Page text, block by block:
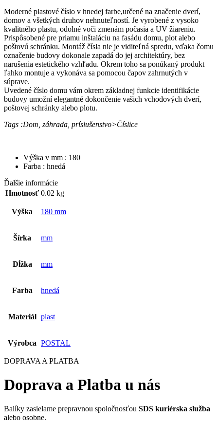
Moderné plastové číslo v hnedej farbe,určené na značenie dverí,
domov a všetkých druhov nehnuteľností. Je vyrobené z vysoko
kvalitného plastu, odolné voči zmenám počasia a UV žiareniu.
Prispôsobené pre priamu inštaláciu na fasádu domu, plot alebo
poštovú schránku. Montáž čísla nie je viditeľná spredu, vďaka čomu
označenie budovy dokonale zapadá do jej architektúry, bez
narušenia estetického vzhľadu. Okrem toho sa ponúkaný produkt
ľahko montuje a vykonáva sa pomocou čapov zahrnutých v
súprave.
Uvedené číslo domu vám okrem základnej funkcie identifikácie
budovy umožní elegantné dokončenie vašich vchodových dverí,
poštovej schránky alebo plotu.
Tags :Dom, záhrada, príslušenstvo>Číslice
Výška v mm : 180
Farba : hnedá
Ďalšie informácie
Hmotnosť 0.02 kg
Výška 180 mm
Šírka mm
Dĺžka mm
Farba hnedá
Materiál plast
Výrobca POSTAL
DOPRAVA A PLATBA
Doprava a Platba u nás
Balíky zasielame prepravnou spoločnosťou SDS kuriérska služba
alebo osobne.